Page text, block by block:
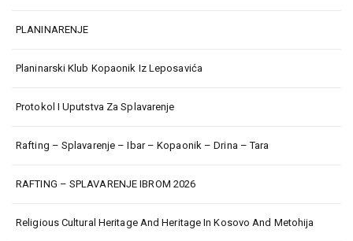
PLANINARENJE
Planinarski Klub Kopaonik Iz Leposavića
Protokol I Uputstva Za Splavarenje
Rafting – Splavarenje – Ibar – Kopaonik – Drina – Tara
RAFTING – SPLAVARENJE IBROM 2026
Religious Cultural Heritage And Heritage In Kosovo And Metohija